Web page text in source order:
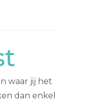
waar jij het
dan enkel